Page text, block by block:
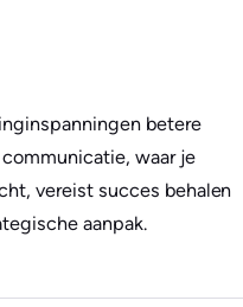
betere
waar je
vereist succes behalen
aanpak.